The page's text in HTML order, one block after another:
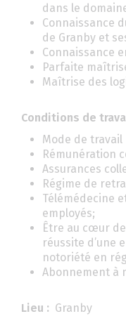
dans le
Connaissance
de Granby et
Connaissance
Parfaite
Maîtrise des
Conditions de
Mode de
Rémunération
Assurances
Régime de
Télémédecine
employés;
Être au cœur
réussite d’une
notoriété en
Abonnement à
Lieu : Granby